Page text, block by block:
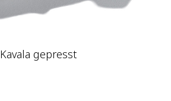
Kavala gepresst